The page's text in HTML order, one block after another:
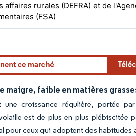
affaires rurales (DEFRA) et de
(FSA)
maigre, faible en matières
croissance régulière, portée
est de plus en plus plébiscitée
ceux qui adoptent des habitudes